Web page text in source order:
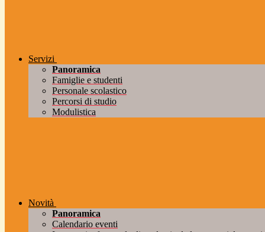
Servizi
Panoramica
Famiglie e studenti
Personale scolastico
Percorsi di studio
Modulistica
Novità
Panoramica
Calendario eventi